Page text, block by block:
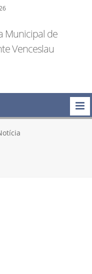
Municipal de
Venceslau